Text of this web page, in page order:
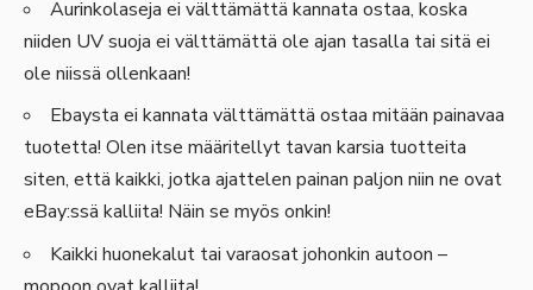
Aurinkolaseja ei välttämättä kannata ostaa, koska
niiden UV suoja ei välttämättä ole ajan tasalla tai sitä ei
ole niissä ollenkaan!
Ebaysta ei kannata välttämättä ostaa mitään painavaa
tuotetta! Olen itse määritellyt tavan karsia tuotteita
siten, että kaikki, jotka ajattelen painan paljon niin ne ovat
eBay:ssä kalliita! Näin se myös onkin!
Kaikki huonekalut tai varaosat johonkin autoon –